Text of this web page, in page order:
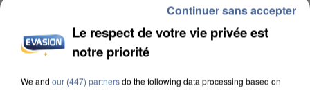
Le respect de votre vie privée est
notre priorité
We and our (447) partnersdo the following data processing based on
Continuer sans accepter